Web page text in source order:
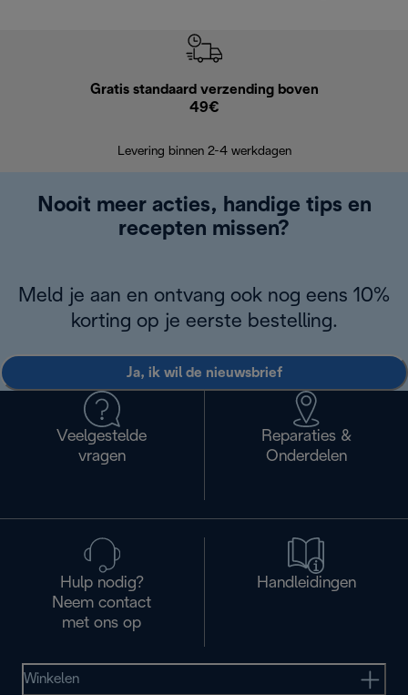
Gratis standaard verzending boven
49€
Levering binnen 2-4 werkdagen
Nooit meer acties, handige tips en
recepten missen?
Meld je aan en ontvang ook nog eens 10%
korting op je eerste bestelling.
Ja, ik wil de nieuwsbrief
Veelgestelde
vragen
Reparaties &
Onderdelen
Hulp nodig?
Neem contact
met ons op
Handleidingen
Winkelen